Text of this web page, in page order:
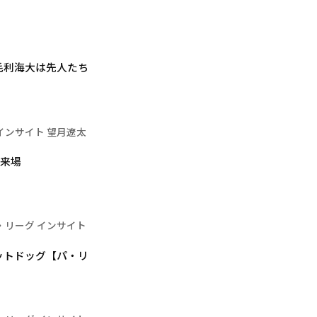
海大は先人たち
ンサイト 望月遼太
場
リーグ インサイト
ドッグ【パ・リ